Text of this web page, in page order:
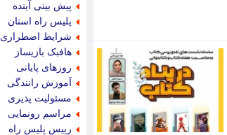
پیش بینی آینده
پلیس راه استان
شرایط اضطراری
هافبک بازیساز
روزهای پایانی
آموزش رانندگی
مسئولیت پذیری
مراسم رونمایی
رییس پلیس راه